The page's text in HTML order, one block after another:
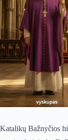
Katalikų Bažnyčios